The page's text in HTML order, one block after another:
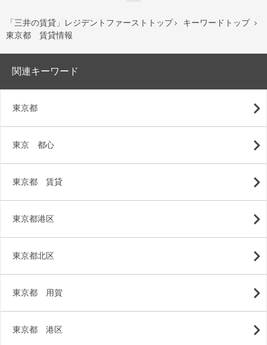
「三井の賃貸」レジデントファーストトップ  キーワードトップ 
東京都 賃貸情報
関連キーワード
東京都
東京 都心
東京都 賃貸
東京都港区
東京都北区
東京都 用賀
東京都 港区